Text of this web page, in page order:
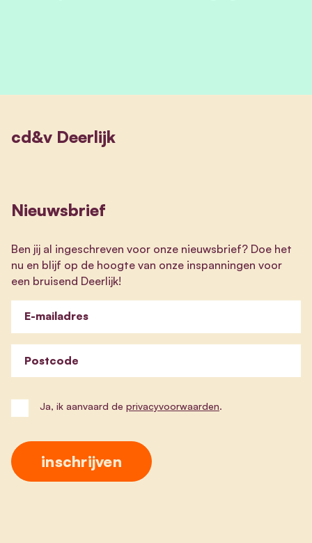
cd&v Deerlijk
Nieuwsbrief
Ben jij al ingeschreven voor onze nieuwsbrief? Doe het
nu en blijf op de hoogte van onze inspanningen voor
een bruisend Deerlijk!
E-mailadres
Postcode
Ja, ik aanvaard de privacyvoorwaarden.